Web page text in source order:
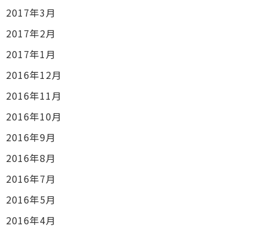
2017年3月
2017年2月
2017年1月
2016年12月
2016年11月
2016年10月
2016年9月
2016年8月
2016年7月
2016年5月
2016年4月